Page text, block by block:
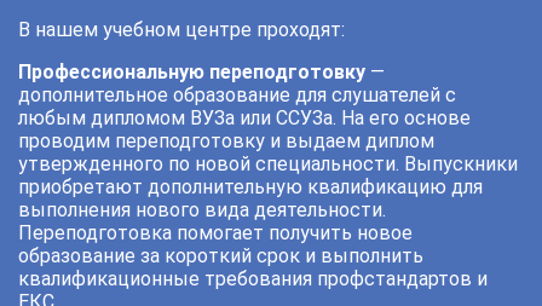
В нашем учебном центре проходят:
Профессиональную переподготовку —
дополнительное образование для слушателей с
любым дипломом ВУЗа или ССУЗа. На его основе
проводим переподготовку и выдаем диплом
утвержденного по новой специальности. Выпускники
приобретают дополнительную квалификацию для
выполнения нового вида деятельности.
Переподготовка помогает получить новое
образование за короткий срок и выполнить
квалификационные требования профстандартов и